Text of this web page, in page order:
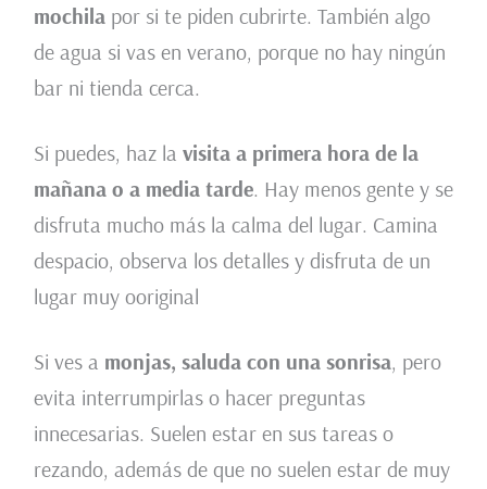
mochilapor si te piden cubrirte. También algo
de agua si vas en verano, porque no hay ningún
bar ni tienda cerca.
Si puedes, haz la visita a primera hora de la
mañana o a media tarde. Hay menos gente y se
disfruta mucho más la calma del lugar. Camina
despacio, observa los detalles y disfruta de un
lugar muy ooriginal
Si ves a monjas, saluda con una sonrisa, pero
evita interrumpirlas o hacer preguntas
innecesarias. Suelen estar en sus tareas o
rezando, además de que no suelen estar de muy